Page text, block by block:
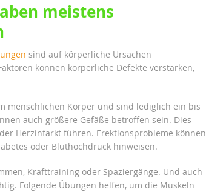
meistens
sind auf körperliche Ursachen
können körperliche Defekte verstärken,
menschlichen Körper und sind lediglich ein bis
auch größere Gefäße betroffen sein. Dies
Herzinfarkt führen. Erektionsprobleme können
oder Bluthochdruck hinweisen.
Krafttraining oder Spaziergänge. Und auch
Folgende Übungen helfen, um die Muskeln